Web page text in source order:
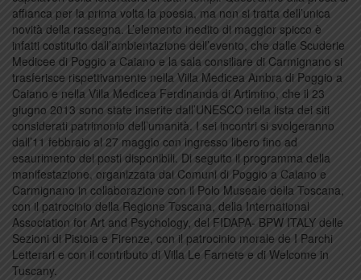
affianca per la prima volta la poesia, ma non si tratta dell’unica
novità della rassegna. L’elemento inedito di maggior spicco è
infatti costituito dall’ambientazione dell’evento, che dalle Scuderie
Medicee di Poggio a Caiano e la sala consiliare di Carmignano si
trasferisce rispettivamente nella Villa Medicea Ambra di Poggio a
Caiano e nella Villa Medicea Ferdinanda di Artimino, che il 23
giugno 2013 sono state inserite dall’UNESCO nella lista dei siti
considerati patrimonio dell’umanità. I sei incontri si svolgeranno
dall’11 febbraio al 27 maggio con ingresso libero fino ad
esaurimento dei posti disponibili. Di seguito il programma della
manifestazione, organizzata dai Comuni di Poggio a Caiano e
Carmignano in collaborazione con il Polo Museale della Toscana,
con il patrocinio della Regione Toscana, della International
Association for Art and Psychology, del FIDAPA- BPW ITALY delle
Sezioni di Pistoia e Firenze, con il patrocinio morale de I Parchi
Letterari e con il contributo di Villa Le Farnete e di Welcome in
Tuscany.